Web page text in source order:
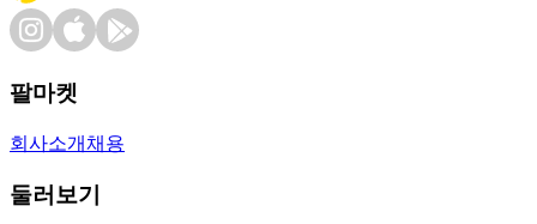
팔마켓
회사소개 채용
둘러보기